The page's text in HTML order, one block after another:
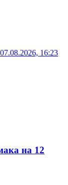
07.08.2026, 16:23
на 12